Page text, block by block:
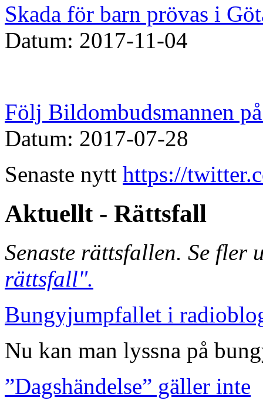
Skada för barn prövas i
Datum: 2017-11-04
Följ Bildombudsmannen
Datum: 2017-07-28
Senaste nytt https://
Aktuellt - Rättsfall
Senaste rättsfallen. Se
rättsfall".
Bungyjumpfallet i
Nu kan man lyssna på
”Dagshändelse” gäller inte